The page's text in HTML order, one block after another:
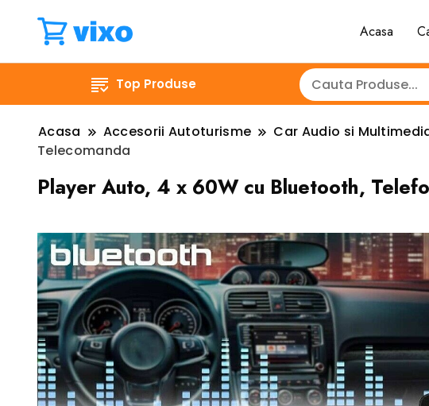
Acasa
Top Produse
Acasa Accesorii Autoturisme Car Audio si
Telecomanda
Player Auto, 4 x 60W cu Bluetooth,